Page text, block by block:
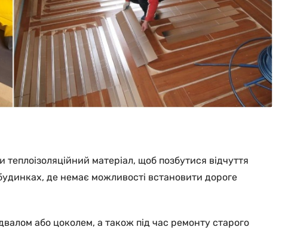
матеріал, щоб позбутися відчуття
де немає можливості встановити дороге
або цоколем, а також під час ремонту старого